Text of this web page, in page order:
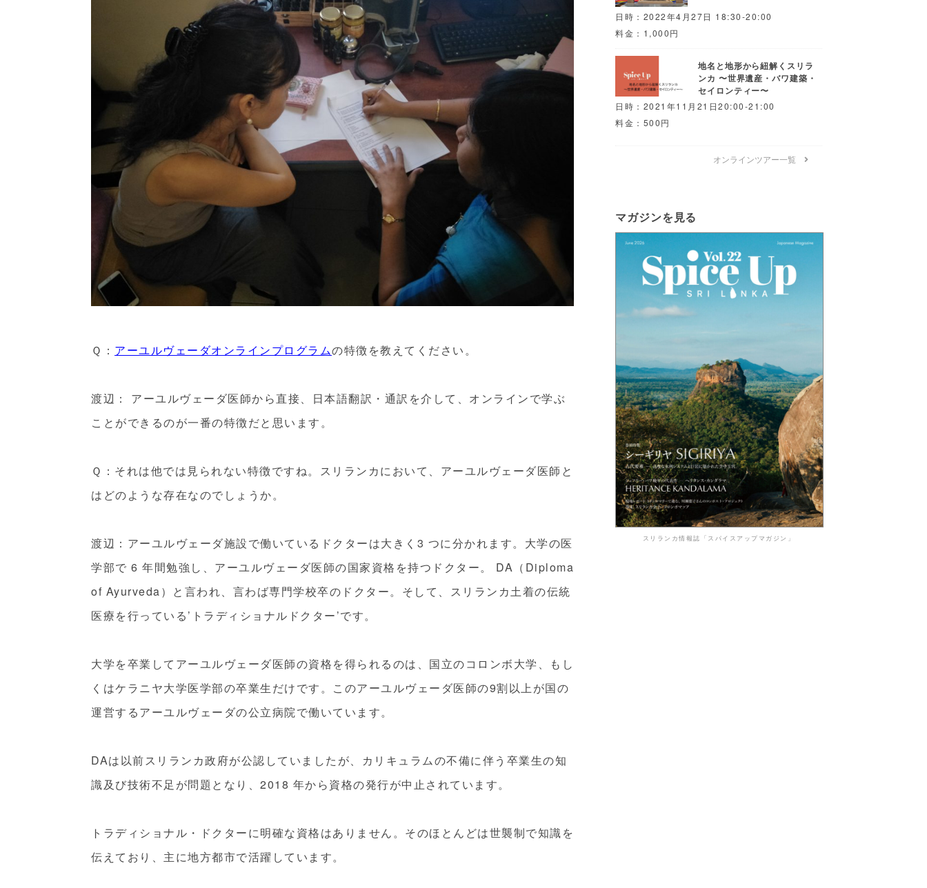
Ｑ： アーユルヴェーダオンラインプログラムの特徴を教えてください。
渡辺： アーユルヴェーダ医師から直接、日本語翻訳・通訳を介して、オンラインで学ぶ
ことができるのが一番の特徴だと思います。
Ｑ：それは他では見られない特徴ですね。スリランカにおいて、アーユルヴェーダ医師と
はどのような存在なのでしょうか。
渡辺：アーユルヴェーダ施設で働いているドクターは大きく3 つに分かれます。大学の医
学部で 6 年間勉強し、アーユルヴェーダ医師の国家資格を持つドクター。 DA（Diploma
of Ayurveda）と言われ、言わば専門学校卒のドクター。そして、スリランカ土着の伝統
医療を行っている’トラディショナルドクター’です。
大学を卒業してアーユルヴェーダ医師の資格を得られるのは、国立のコロンボ大学、もし
くはケラニヤ大学医学部の卒業生だけです。このアーユルヴェーダ医師の9割以上が国の
運営するアーユルヴェーダの公立病院で働いています。
DAは以前スリランカ政府が公認していましたが、カリキュラムの不備に伴う卒業生の知
識及び技術不足が問題となり、2018 年から資格の発行が中止されています。
トラディショナル・ドクターに明確な資格はありません。そのほとんどは世襲制で知識を
伝えており、主に地方都市で活躍しています。
日時：2022年4月27日 18:30-20:00
料金：1,000円
地名と地形から紐解くスリラ
ンカ 〜世界遺産・バワ建築・
セイロンティー〜
日時：2021年11月21日20:00-21:00
料金：500円
オンラインツアー一覧
マガジンを見る
スリランカ情報誌「スパイスアップマガジン」